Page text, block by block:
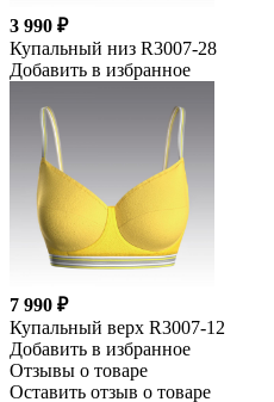
3 990 ₽
Купальный низ R3007-28
Добавить в избранное
7 990 ₽
Купальный верх R3007-12
Добавить в избранное
Отзывы о товаре
Оставить отзыв о товаре